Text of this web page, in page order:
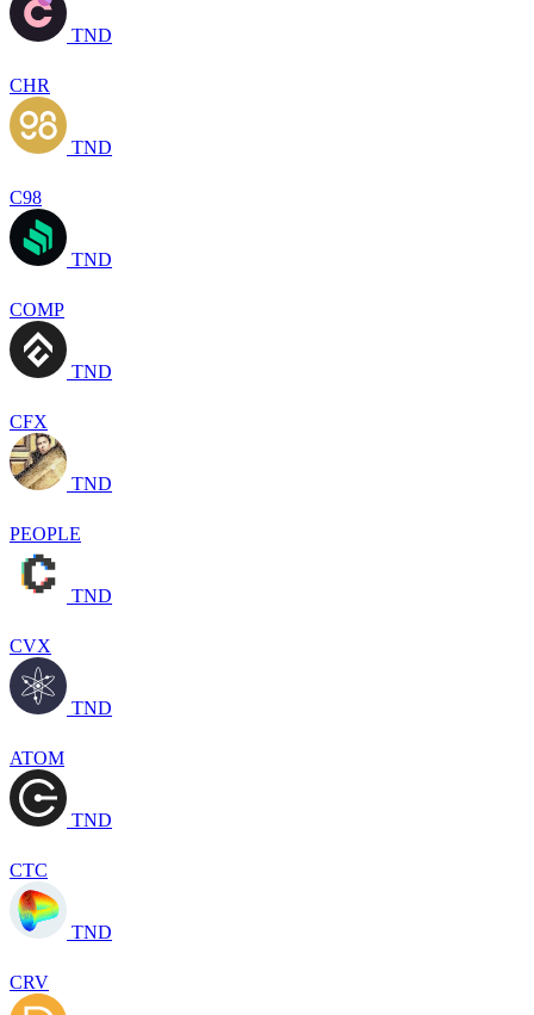
TND
CHR
TND
C98
TND
COMP
TND
CFX
TND
PEOPLE
TND
CVX
TND
ATOM
TND
CTC
TND
CRV